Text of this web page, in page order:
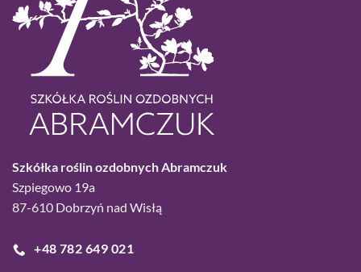
Szkółka roślin ozdobnych Abramczuk
Szpiegowo 19a
87-610 Dobrzyń nad Wisłą
+48 782 649 021